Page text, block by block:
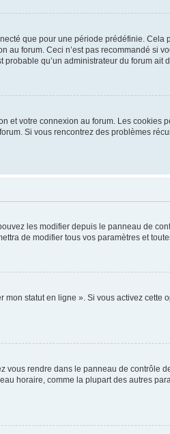
que pour une période prédéfinie. Cela
forum. Ceci n’est pas recommandé si
qu’un administrateur du forum ait
et votre connexion au forum. Les cookies
Si vous rencontrez des problèmes
les modifier depuis le panneau de
de modifier tous vos paramètres et
statut en ligne ». Si vous activez cette
rendre dans le panneau de contrôle
horaire, comme la plupart des autres